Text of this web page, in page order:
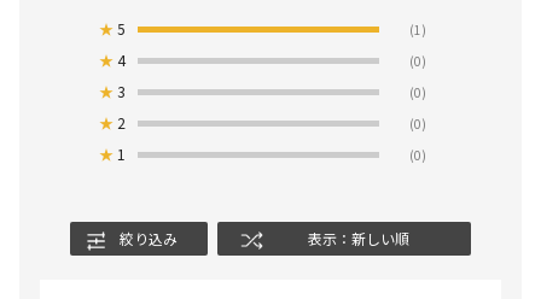
★5 (1)
★4 (0)
★3 (0)
★ 2 (0)
★ 1 (0)
絞り込み 表示：新しい順